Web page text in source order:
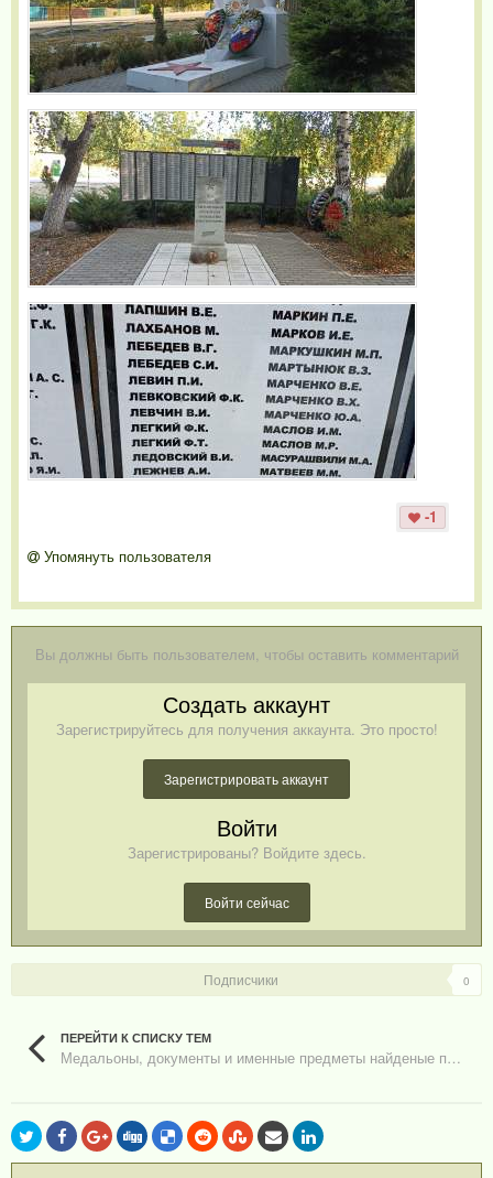
-1
Упомянуть пользователя
Вы должны быть пользователем, чтобы оставить комментарий
Создать аккаунт
Зарегистрируйтесь для получения аккаунта. Это просто!
Зарегистрировать аккаунт
Войти
Зарегистрированы? Войдите здесь.
Войти сейчас
Подписчики 0
ПЕРЕЙТИ К СПИСКУ ТЕМ
Медальоны, документы и именные предметы найденые поисковыми отрядами